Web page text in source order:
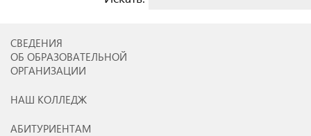
СВЕДЕНИЯ
ОБ ОБРАЗОВАТЕЛЬНОЙ
ОРГАНИЗАЦИИ
НАШ КОЛЛЕДЖ
АБИТУРИЕНТАМ